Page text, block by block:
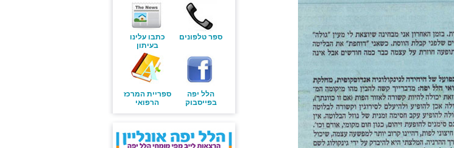
ספר טלפונים
כתבו עלינו
בעיתון
הלל יפה
בפייסבוק
ספריית המרכז
הרפואי